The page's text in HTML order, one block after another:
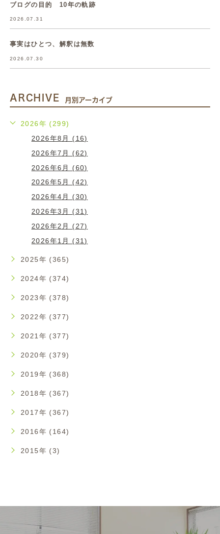
ブログの目的 10年の軌跡
2026.07.31
事実はひとつ、解釈は無数
2026.07.30
ARCHIVE 月別アーカイブ
2026年 (299)
2026年8月 (16)
2026年7月 (62)
2026年6月 (60)
2026年5月 (42)
2026年4月 (30)
2026年3月 (31)
2026年2月 (27)
2026年1月 (31)
2025年 (365)
2024年 (374)
2023年 (378)
2022年 (377)
2021年 (377)
2020年 (379)
2019年 (368)
2018年 (367)
2017年 (367)
2016年 (164)
2015年 (3)